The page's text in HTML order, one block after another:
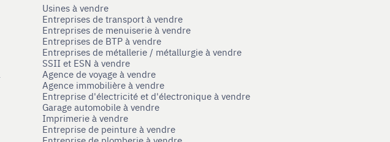
Usines à vendre
Entreprises de transport à vendre
Entreprises de menuiserie à vendre
Entreprises de BTP à vendre
Entreprises de métallerie / métallurgie à vendre
SSII et ESN à vendre
Agence de voyage à vendre
Agence immobilière à vendre
Entreprise d'électricité et d'électronique à vendre
Garage automobile à vendre
Imprimerie à vendre
Entreprise de peinture à vendre